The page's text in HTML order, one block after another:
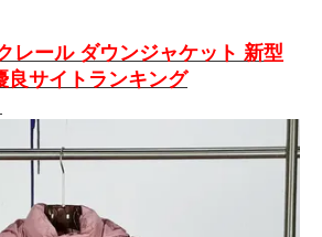
レール ダウンジャケット 新型
良サイトランキング